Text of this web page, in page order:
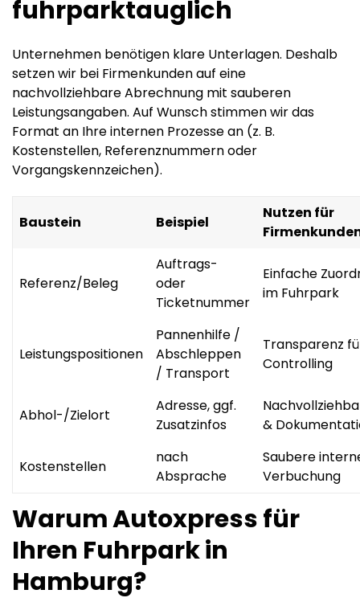
fuhrparktauglich
Unternehmen benötigen klare Unterlagen. Deshalb
setzen wir bei Firmenkunden auf eine
nachvollziehbare Abrechnung mit sauberen
Leistungsangaben. Auf Wunsch stimmen wir das
Format an Ihre internen Prozesse an (z. B.
Kostenstellen, Referenznummern oder
Vorgangskennzeichen).
Baustein Beispiel
Nutzen für
Referenz/Beleg
Auftrags-
oder
Ticketnummer
Einfache
im Fuhrpark
Leistungspositionen
Pannenhilfe /
Abschleppen
/ Transport
Transparenz
Controlling
Abhol-/Zielort
Adresse, ggf.
Zusatzinfos
&
Kostenstellen
nach
Absprache
Saubere
Verbuchung
Warum Autoxpress für
Ihren Fuhrpark in
Hamburg?